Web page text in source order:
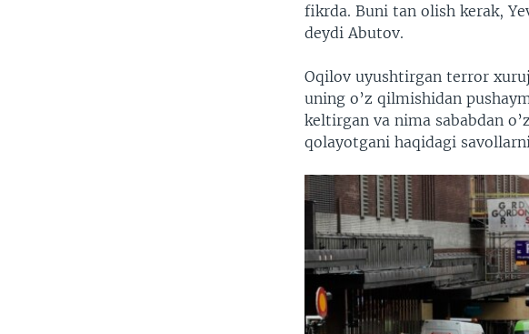
fikrda. Buni tan olish kerak,
deydi Abutov.
Oqilov uyushtirgan terror
uning o’z qilmishidan
keltirgan va nima sababdan
qolayotgani haqidagi